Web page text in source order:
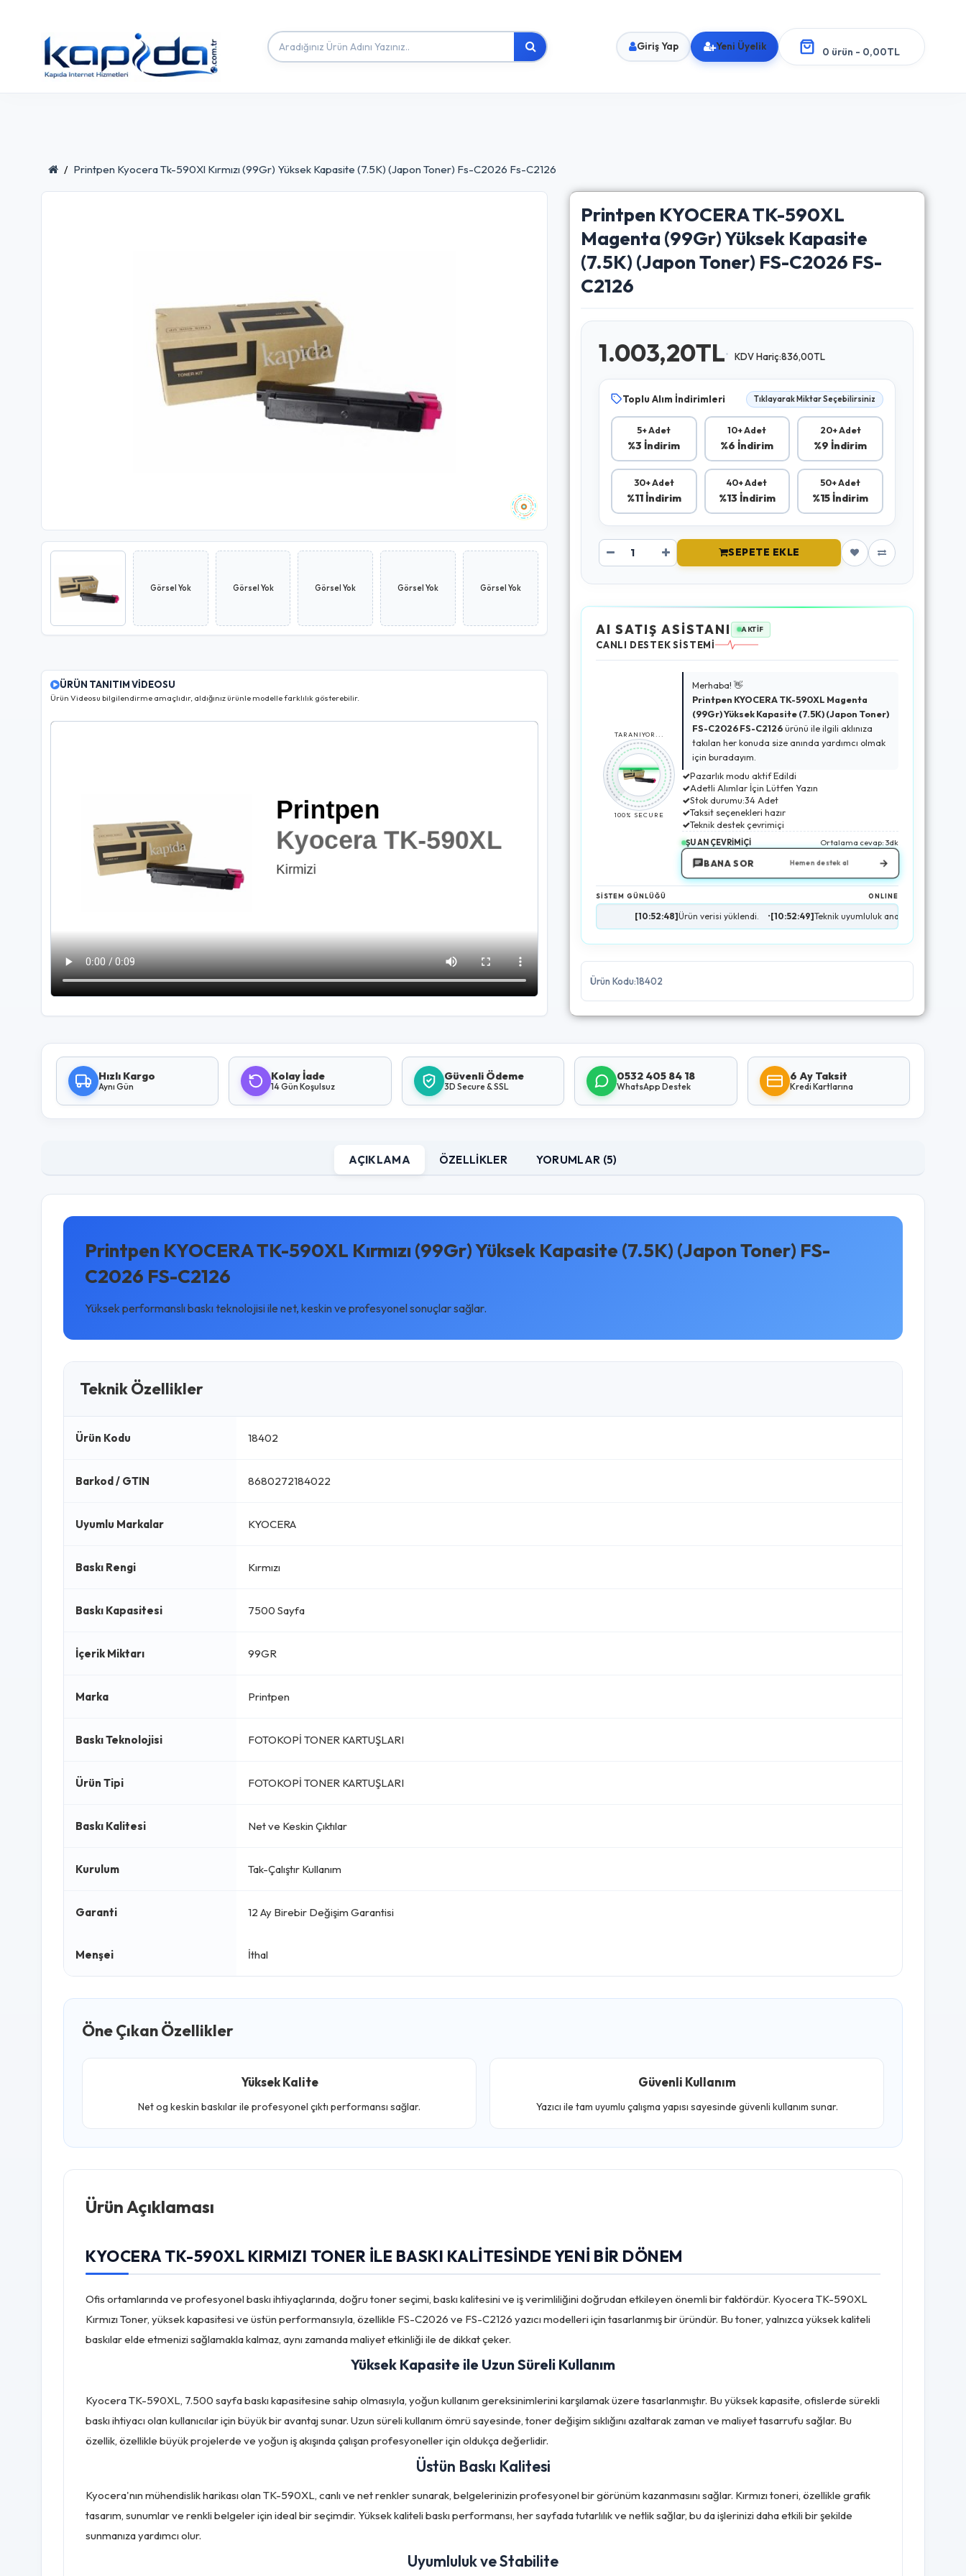
Giriş Yap Yeni Üyelik 0 ürün - 0,00TL
Printpen Kyocera Tk-590Xl Kırmızı (99Gr) Yüksek Kapasite (7.5K) (Japon Toner) Fs-C2026 Fs-C2126
Görsel Yok Görsel Yok Görsel Yok Görsel Yok Görsel Yok
ÜRÜN TANITIM VİDEOSU
Ürün Videosu bilgilendirme amaçlıdır, aldığınız ürünle modelle farklılık gösterebilir.
Printpen KYOCERA TK-590XL
Magenta (99Gr) Yüksek Kapasite
(7.5K) (Japon Toner) FS-C2026 FS-
C2126
1.003,20TL KDV Hariç:836,00TL
Toplu Alım İndirimleri Tıklayarak Miktar Seçebilirsiniz
5+ Adet
%3 İndirim
10+ Adet
%6 İndirim
20+ Adet
%9 İndirim
30+ Adet
%11 İndirim
40+ Adet
%13 İndirim
50+ Adet
%15 İndirim
SEPETE EKLE
AI SATIŞ ASİSTANI AKTİF
CANLI DESTEK SİSTEMİ
TARANIYOR...
100% SECURE
Merhaba! 👋
Printpen KYOCERA TK-590XL Magenta
(99Gr) Yüksek Kapasite (7.5K) (Japon Toner)
FS-C2026 FS-C2126ürünü ile ilgili aklınıza
takılan her konuda size anında yardımcı olmak
için buradayım.
✓Pazarlık modu aktif Edildi
✓Adetli Alımlar İçin Lütfen Yazın
✓Stok durumu:34 Adet
✓Taksit seçenekleri hazır
✓Teknik destek çevrimiçi
ŞU AN ÇEVRİMİÇİ Ortalama cevap: 3dk
BANA SOR Hemen destek al →
SİSTEM GÜNLÜĞÜ ONLINE
Ürün verisi yüklendi. •[10:52:49]Teknik uyumluluk analizi tamamlandı.
Ürün Kodu:18402
Hızlı Kargo
Aynı Gün
Kolay İade
14 Gün Koşulsuz
Güvenli Ödeme
3D Secure & SSL
0532 405 84 18
WhatsApp Destek
6 Ay Taksit
Kredi Kartlarına
AÇIKLAMA ÖZELLIKLER YORUMLAR (5)
Printpen KYOCERA TK-590XL Kırmızı (99Gr) Yüksek Kapasite (7.5K) (Japon Toner) FS-
C2026 FS-C2126
Yüksek performanslı baskı teknolojisi ile net, keskin ve profesyonel sonuçlar sağlar.
Teknik Özellikler
Ürün Kodu 18402
Barkod / GTIN 8680272184022
Uyumlu Markalar KYOCERA
Baskı Rengi Kırmızı
Baskı Kapasitesi 7500 Sayfa
İçerik Miktarı 99GR
Marka Printpen
Baskı Teknolojisi FOTOKOPİ TONER KARTUŞLARI
Ürün Tipi FOTOKOPİ TONER KARTUŞLARI
Baskı Kalitesi Net ve Keskin Çıktılar
Kurulum Tak-Çalıştır Kullanım
Garanti 12 Ay Birebir Değişim Garantisi
Menşei İthal
Öne Çıkan Özellikler
Yüksek Kalite
Net og keskin baskılar ile profesyonel çıktı performansı sağlar.
Güvenli Kullanım
Yazıcı ile tam uyumlu çalışma yapısı sayesinde güvenli kullanım sunar.
Ürün Açıklaması
KYOCERA TK-590XL KIRMIZI TONER ILE BASKI KALITESINDE YENI BIR DÖNEM
Ofis ortamlarında ve profesyonel baskı ihtiyaçlarında, doğru toner seçimi, baskı kalitesini ve iş verimliliğini doğrudan etkileyen önemli bir faktördür. Kyocera TK-590XL
Kırmızı Toner, yüksek kapasitesi ve üstün performansıyla, özellikle FS-C2026 ve FS-C2126 yazıcı modelleri için tasarlanmış bir üründür. Bu toner, yalnızca yüksek kaliteli
baskılar elde etmenizi sağlamakla kalmaz, aynı zamanda maliyet etkinliği ile de dikkat çeker.
Yüksek Kapasite ile Uzun Süreli Kullanım
Kyocera TK-590XL, 7.500 sayfa baskı kapasitesine sahip olmasıyla, yoğun kullanım gereksinimlerini karşılamak üzere tasarlanmıştır. Bu yüksek kapasite, ofislerde sürekli
baskı ihtiyacı olan kullanıcılar için büyük bir avantaj sunar. Uzun süreli kullanım ömrü sayesinde, toner değişim sıklığını azaltarak zaman ve maliyet tasarrufu sağlar. Bu
özellik, özellikle büyük projelerde ve yoğun iş akışında çalışan profesyoneller için oldukça değerlidir.
Üstün Baskı Kalitesi
Kyocera'nın mühendislik harikası olan TK-590XL, canlı ve net renkler sunarak, belgelerinizin profesyonel bir görünüm kazanmasını sağlar. Kırmızı toneri, özellikle grafik
tasarım, sunumlar ve renkli belgeler için ideal bir seçimdir. Yüksek kaliteli baskı performansı, her sayfada tutarlılık ve netlik sağlar, bu da işlerinizi daha etkili bir şekilde
sunmanıza yardımcı olur.
Uyumluluk ve Stabilite